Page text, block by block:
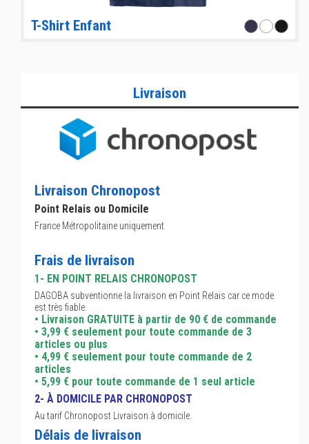
T-Shirt Enfant
Livraison
Livraison Chronopost
Point Relais ou Domicile
France Métropolitaine uniquement
Frais de livraison
1- EN POINT RELAIS CHRONOPOST
DAGOBA subventionne la livraison en Point Relais car ce mode
est très fiable.
• Livraison GRATUITE à partir de 90 € de commande
• 3,99 € seulement pour toute commande de 3
articles ou plus
• 4,99 € seulement pour toute commande de 2
articles
• 5,99 € pour toute commande de 1 seul article
2- À DOMICILE PAR CHRONOPOST
Au tarif Chronopost Livraison à domicile.
Délais de livraison